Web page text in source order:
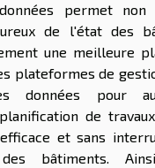
permet non
de l'état des
une meilleure
plateformes de
données pour
de
et sans
bâtiments.